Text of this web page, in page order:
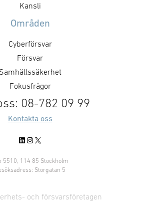
Kansli
Områden
Cyberförsvar
Försvar
Samhällssäkerhet
Fokusfrågor
08-782 09 99
Kontakta oss
LinkedIn
Instagram
X
5510, 114 85 Stockholm
Storgatan 5
och försvarsföretagen